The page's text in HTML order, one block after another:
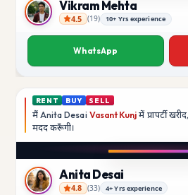
Vikram Mehta
Vikram Mehta
4.5 (19) 10+ Yrs experience
WhatsApp
RENT BUY SELL
मैं Anita Desai Vasant Kunj में प्रापर्टी
मददकरूँगी।
Anita Desai
4.8 (33) 4+ Yrs experience